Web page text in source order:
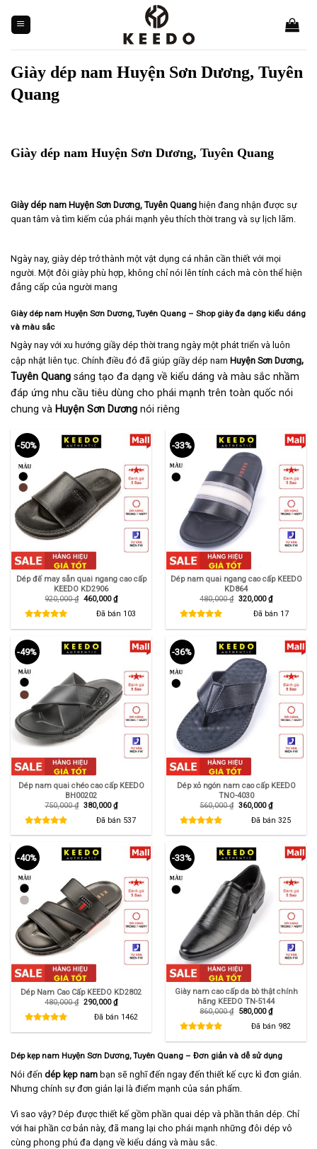
content
Giày dép nam Huyện Sơn Dương, Tuyên
Quang
Giày dép nam Huyện Sơn Dương, Tuyên Quang
Giày dép nam Huyện Sơn Dương, Tuyên Quang hiện đang nhận được sự
quan tâm và tìm kiếm của phái mạnh yêu thích thời trang và sự lịch lãm.
Ngày nay, giày dép trở thành một vật dụng cá nhân cần thiết với mọi
người. Một đôi giày phù hợp, không chỉ nói lên tính cách mà còn thể hiện
đẳng cấp của người mang
Giày dép nam Huyện Sơn Dương, Tuyên Quang – Shop giày đa dạng kiểu dáng
và màu sắc
Ngày nay với xu hướng giầy dép thời trang ngày một phát triển và luôn
cập nhật liên tục. Chính điều đó đã giúp giầy dép nam Huyện Sơn Dương,
Tuyên Quang sáng tạo đa dạng về kiểu dáng và màu sắc nhầm
đáp ứng nhu cầu tiêu dùng cho phái mạnh trên toàn quốc nói
chung và Huyện Sơn Dương nói riêng
-50%
Dép đế may sẵn quai ngang cao cấp
KEEDO KD2906
920,000₫ Giá
460,000₫Giá
hiện
tại
Đã bán 103
-33%
Dép nam quai ngang cao cấp KEEDO
KD864
480,000₫ Giá
320,000₫Giá
hiện
tại
Đã bán 17
-49%
Dép nam quai chéo cao cấp KEEDO
BH00202
750,000₫ Giá
750,000 ₫.
380,000₫Giá
hiện
tại
là:
380,000 ₫.
Đã bán 537
-36%
Dép xỏ ngón nam cao cấp KEEDO
TNO-4030
560,000₫ Giá
560,000 ₫.
360,000₫Giá
hiện
tại
là:
360,000 ₫.
Đã bán 325
-40%
Dép Nam Cao Cấp KEEDO KD2802
480,000₫ Giá
290,000₫Giá
hiện
tại
Đã bán 1462
-33%
Giày nam cao cấp da bò thật chính
hãng KEEDO TN-5144
860,000₫ Giá
580,000₫Giá
hiện
tại
Đã bán 982
Dép kẹp nam Huyện Sơn Dương, Tuyên Quang – Đơn giản và dễ sử dụng
Nói đến dép kẹp nam bạn sẽ nghĩ đến ngay đến thiết kế cực kì đơn giản.
Nhưng chính sự đơn giản lại là điểm mạnh của sản phẩm.
Vì sao vậy? Dép được thiết kế gồm phần quai dép và phần thân dép. Chỉ
với hai phần cơ bản này, đã mang lại cho phái mạnh những đôi dép vô
cùng phong phú đa dạng về kiểu dáng và màu sắc.